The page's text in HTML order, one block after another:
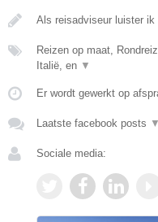
Als reisadviseur luister ik
Reizen op maat,
Italië, en ▼
Er wordt gewerkt op
Laatste facebook posts ▼
Sociale media: